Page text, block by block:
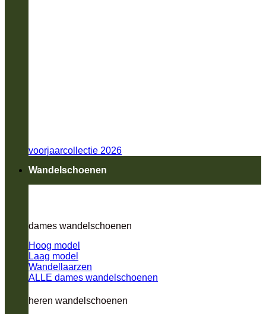
voorjaarcollectie 2026
Wandelschoenen
dames wandelschoenen
Hoog model
Laag model
Wandellaarzen
ALLE dames wandelschoenen
heren wandelschoenen